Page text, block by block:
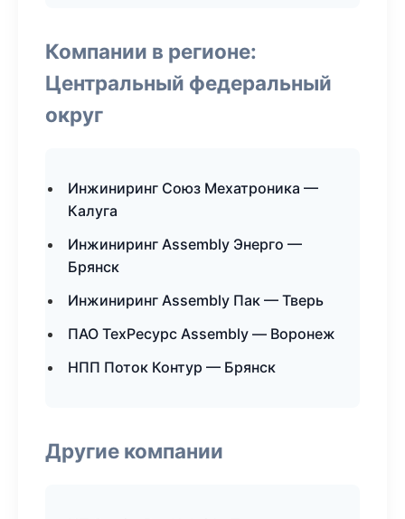
Компании в регионе:
Центральный федеральный
округ
Инжиниринг Союз Мехатроника —
Калуга
Инжиниринг Assembly Энерго —
Брянск
Инжиниринг Assembly Пак — Тверь
ПАО ТехРесурс Assembly — Воронеж
НПП Поток Контур — Брянск
Другие компании